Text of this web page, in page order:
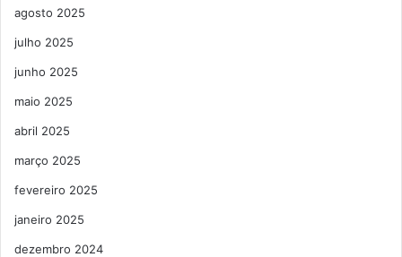
agosto 2025
julho 2025
junho 2025
maio 2025
abril 2025
março 2025
fevereiro 2025
janeiro 2025
dezembro 2024